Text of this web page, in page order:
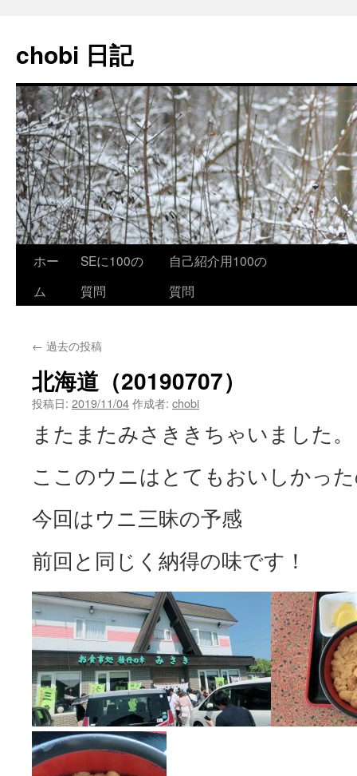
テ
ン
へ
ス
キ
ッ
プ
chobi 日記
ホー
ム
SEに100の
質問
自己紹介用100の
質問
← 過去の投稿
北海道（20190707）
投稿日: 2019/11/04作成者: chobi
またまたみさききちゃいました。
ここのウニはとてもおいしかっ
今回はウニ三昧の予感
前回と同じく納得の味です！